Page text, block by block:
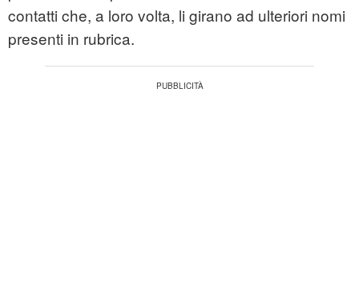
contatti che, a loro volta, li girano ad ulteriori nomi
presenti in rubrica.